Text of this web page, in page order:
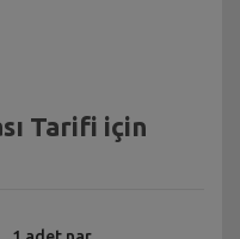
Tarifi için